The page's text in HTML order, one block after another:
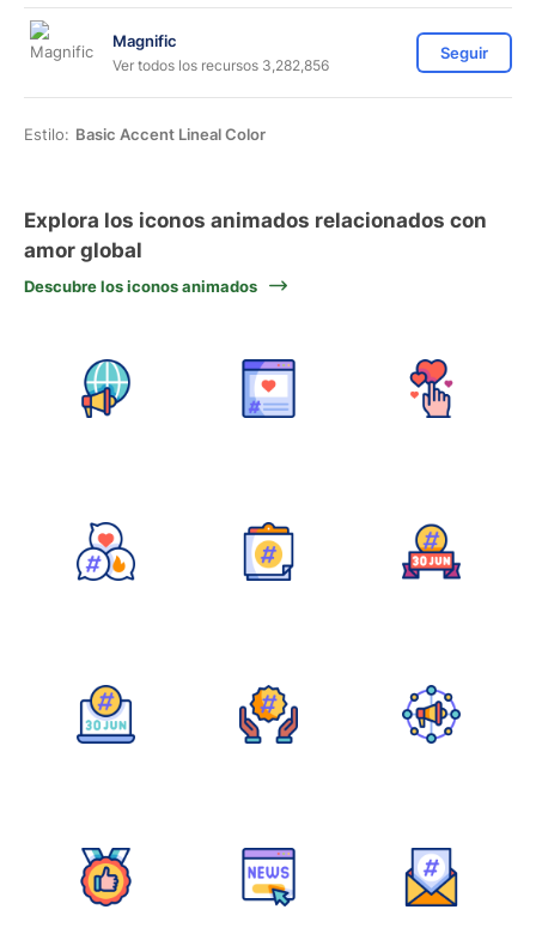
Magnific
Ver todos los recursos 3,282,856
Seguir
Estilo: Basic Accent Lineal Color
Explora los iconos animados relacionados con
amor global
Descubre los iconos animados